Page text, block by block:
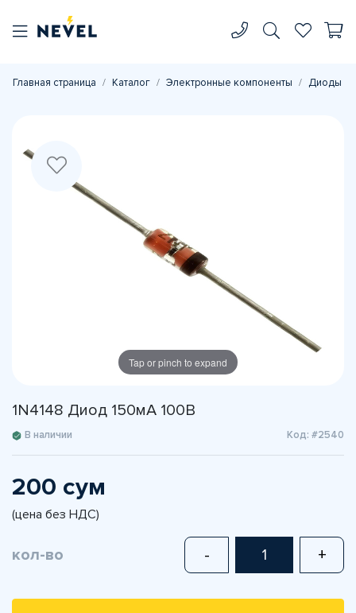
Главная страница Каталог Электронные компоненты Диоды
Tap or pinch to expand
1N4148 Диод 150мА 100В
В наличии Код: #2540
200 сум
(цена без НДС)
кол-во - +